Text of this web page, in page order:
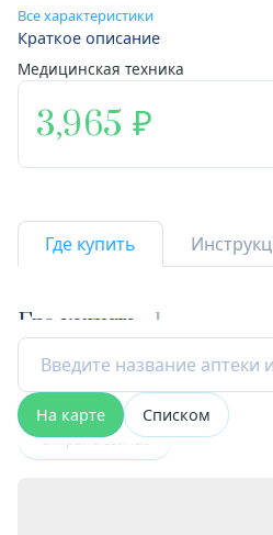
Все характеристики
Краткое описание
Медицинская техника
3,965
Где купить
Где купить 1
На карте Списком
Открыта сейчас